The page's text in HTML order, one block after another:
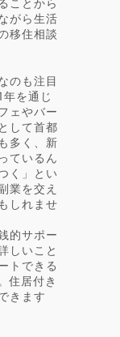
がら生活
移住相談
のも注目
を通じ
ェやバー
して首都
多く、新
ているん
く」とい
業を交え
しれませ
的サポー
しいこと
トできる
住居付き
きます